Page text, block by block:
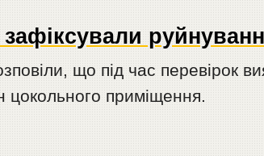
зафіксували
що під час перевірок
цокольного приміщення.